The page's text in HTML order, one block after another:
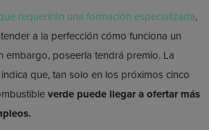
requerirán una formación especializada,
a la perfección cómo funciona un
embargo, poseerla tendrá premio. La
que, tan solo en los próximos cinco
verde puede llegar a ofertar más